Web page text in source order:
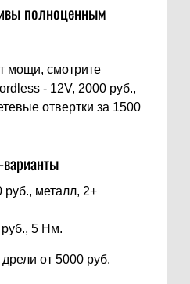
полноценным
мощи, смотрите
- 12V, 2000 руб.,
отвертки за 1500
руб., металл, 2+
5 Нм.
от 5000 руб.